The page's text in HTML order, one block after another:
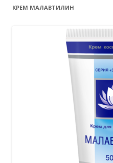
КРЕМ МАЛАВТИЛИН